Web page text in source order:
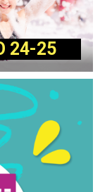
24-25